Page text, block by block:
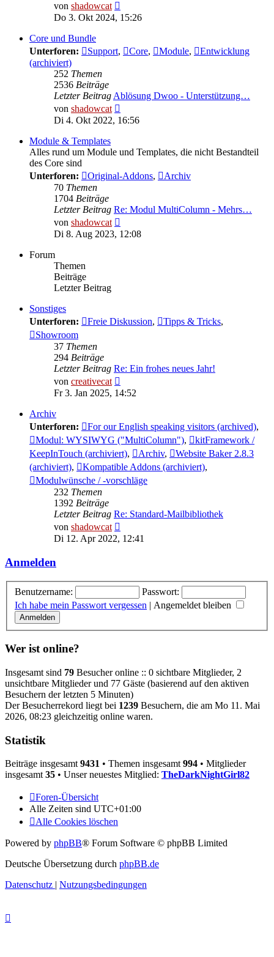
von shadowcat
Beitrag
Do 3. Okt 2024, 15:26
Core und Bundle
Unterforen:
Support, Core, Module,
Entwicklung
(archiviert)
252 Themen
2536 Beiträge
Letzter BeitragAblösung Dwoo - Unterstützung…
von shadowcat
Beitrag
Di 4. Okt 2022, 16:56
Module & Templates
Alles rund um Module und Templates, die nicht Bestandteil
des Core sind
Unterforen:
Original-Addons,
Archiv
70 Themen
1704 Beiträge
Letzter Beitrag Re: Modul MultiColumn - Mehrs…
von shadowcat
Beitrag
Di 8. Aug 2023, 12:08
Forum
Themen
Beiträge
Letzter Beitrag
Sonstiges
Unterforen:
Freie Diskussion, Tipps & Tricks,
Showroom
37 Themen
294 Beiträge
Letzter Beitrag Re: Ein frohes neues Jahr!
von creativecat
Beitrag
Fr 3. Jan 2025, 14:52
Archiv
Unterforen:
For our English speaking visitors (archived),
Modul: WYSIWYG ("MultiColumn"),
kitFramework /
KeepInTouch (archiviert), Archiv,
Website Baker 2.8.3
(archiviert), Kompatible Addons (archiviert),
Modulwünsche / -vorschläge
232 Themen
1392 Beiträge
Letzter Beitrag Re: Standard-Mailbibliothek
von shadowcat
Beitrag
Di 12. Apr 2022, 12:41
Anmelden
Benutzername:
Passwort:
Ich habe mein Passwort vergessen | Angemeldet bleiben
Wer ist online?
Insgesamt sind 79 Besucher online :: 0 sichtbare Mitglieder, 2
unsichtbare Mitglieder und 77 Gäste (basierend auf den aktiven
Besuchern der letzten 5 Minuten)
Der Besucherrekord liegt bei 1239 Besuchern, die am Mo 11. Mai
2026, 08:23 gleichzeitig online waren.
Statistik
Beiträge insgesamt 9431 • Themen insgesamt 994 • Mitglieder
insgesamt 35 • Unser neuestes Mitglied: TheDarkNightGirl82
Foren-Übersicht
Alle Zeiten sind UTC+01:00
Alle Cookies löschen
Powered by phpBB® Forum Software © phpBB Limited
Deutsche Übersetzung durch phpBB.de
Datenschutz | Nutzungsbedingungen